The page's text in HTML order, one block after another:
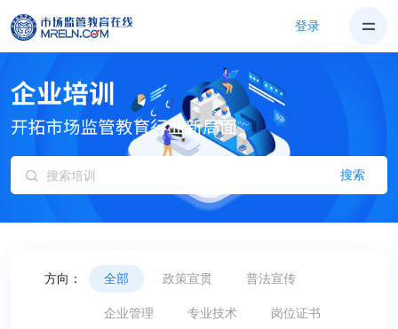
登录
搜索
方向： 全部 政策宣贯 普法宣传
企业管理 专业技术 岗位证书